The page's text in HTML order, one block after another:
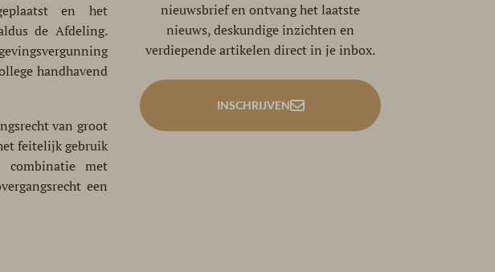
en het
de Afdeling.
handhavend
van groot
feitelijk gebruik
met
een
nieuwsbrief en ontvang het laatste
nieuws, deskundige inzichten en
verdiepende artikelen direct in je inbox.
INSCHRIJVEN